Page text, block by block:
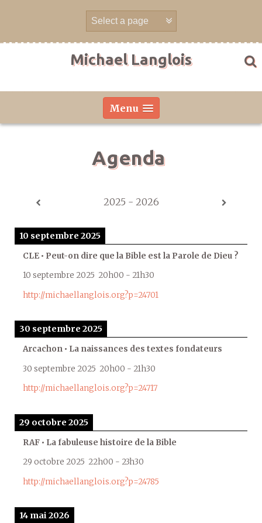
Michael Langlois
Menu
Agenda
2025 - 2026
10 septembre 2025
CLE • Peut-on dire que la Bible est la Parole de Dieu ?
10 septembre 2025 20h00 - 21h30
http://michaellanglois.org?p=24701
30 septembre 2025
Arcachon • La naissances des textes fondateurs
30 septembre 2025 20h00 - 21h30
http://michaellanglois.org?p=24717
29 octobre 2025
RAF • La fabuleuse histoire de la Bible
29 octobre 2025 22h00 - 23h30
http://michaellanglois.org?p=24785
14 mai 2026